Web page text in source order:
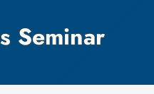
Seminar